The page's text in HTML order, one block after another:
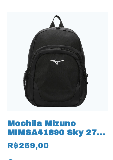
Mochila Mizuno
MIMSA41890 Sky 27
litros 17777 Preto
R$269,00